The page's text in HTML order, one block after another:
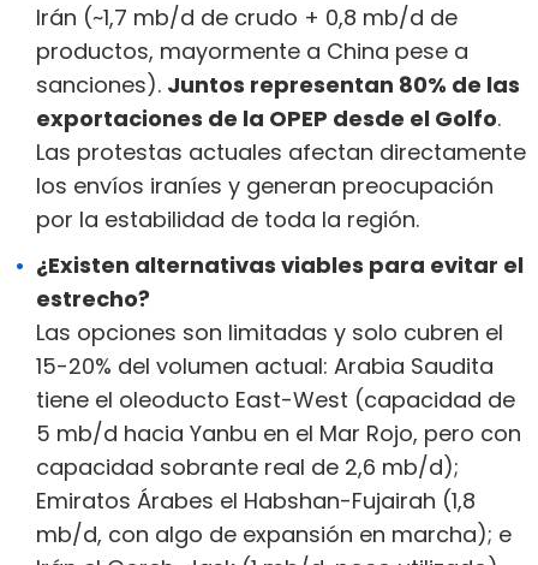
Irán (~1,7 mb/d de crudo + 0,8 mb/d de
productos, mayormente a China pese a
sanciones). Juntos representan 80% de las
exportaciones de la OPEP desde el Golfo.
Las protestas actuales afectan directamente
los envíos iraníes y generan preocupación
por la estabilidad de toda la región.
¿Existen alternativas viables para evitar el
estrecho?
Las opciones son limitadas y solo cubren el
15-20% del volumen actual: Arabia Saudita
tiene el oleoducto East-West (capacidad de
5 mb/d hacia Yanbu en el Mar Rojo, pero con
capacidad sobrante real de 2,6 mb/d);
Emiratos Árabes el Habshan-Fujairah (1,8
mb/d, con algo de expansión en marcha); e